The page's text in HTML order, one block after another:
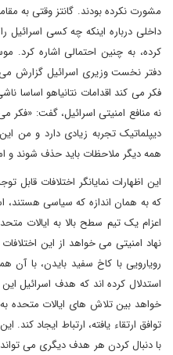
مشورت نکرده بودند. گانتز وقتی به
داخلی درباره اینکه چه کسی اسرائیل
کرده، به چنین احتمالی اشاره کرد.
دفتر نخست وزیری اسرائیل گزارش می
فکر می کند اقدامات نتانیاهو اساسا
نه منافع امنیتی اسرائیل، گفت:
دیپلماتیک تجربه زیادی دارد و من
همه دیگر ملاحظات باید حذف شوند و
این اظهارات نمایانگر اختلافات
که به همان اندازه که سیاسی هستند،
اعزام یک تیم سطح بالا به ایالات
نهاد امنیتی می خواهد از این
رویارویی با کاخ سفید بایدن، با آن
استدلال کرده اند که هدف اسرائیل
خواهد بین تلاش های ایالات متحده به
توافق ارتقاء یافته، ارتباط ایجاد
با دنبال کردن هر هدف دیگری می تواند